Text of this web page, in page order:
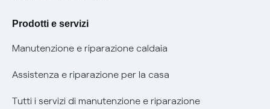
Agevolazione utenti con disabilità per offerte Fibra
Informativa RAEE
Prodotti e servizi
Manutenzione e riparazione caldaia
Assistenza e riparazione per la casa
Tutti i servizi di manutenzione e riparazione